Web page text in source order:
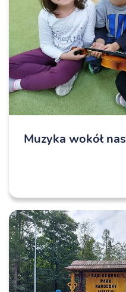
Muzyka wokół nas